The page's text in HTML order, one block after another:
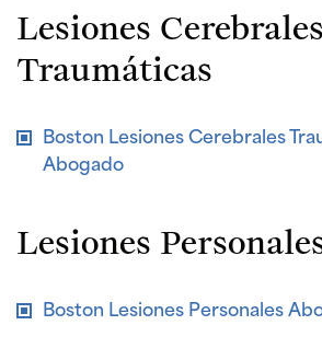
Lesiones Cerebrales
Traumáticas
Boston Lesiones Cerebrales
Abogado
Lesiones
Boston Lesiones Personales